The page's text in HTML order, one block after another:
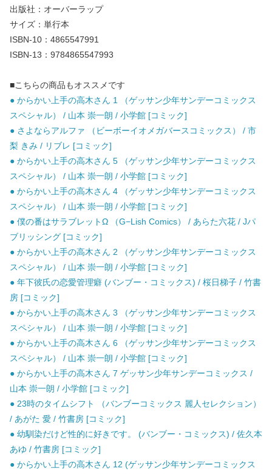
出版社：オーバーラップ
サイズ：単行本
ISBN-10：4865547991
ISBN-13：9784865547993
■こちらの商品もオススメです
● からかい上手の高木さん 1 （ゲッサン少年サンデーコミックス
スペシャル） / 山本 崇一朗 / 小学館 [コミック]
● さよならアルファ （ビーボーイオメガバースコミックス） / 市
梨 きみ / リブレ [コミック]
● からかい上手の高木さん 5 （ゲッサン少年サンデーコミックス
スペシャル） / 山本 崇一朗 / 小学館 [コミック]
● からかい上手の高木さん 4 （ゲッサン少年サンデーコミックス
スペシャル） / 山本 崇一朗 / 小学館 [コミック]
● 僕の番はサラブレットΩ （G−Lish Comics） / あらた六花 / Jパ
ブリッシング [コミック]
● からかい上手の高木さん 2 （ゲッサン少年サンデーコミックス
スペシャル） / 山本 崇一朗 / 小学館 [コミック]
● 年下彼氏の恋愛管理癖 (バンブー・コミックス) / 桜日梯子 / 竹書
房 [コミック]
● からかい上手の高木さん 3 （ゲッサン少年サンデーコミックス
スペシャル） / 山本 崇一朗 / 小学館 [コミック]
● からかい上手の高木さん 6 （ゲッサン少年サンデーコミックス
スペシャル） / 山本 崇一朗 / 小学館 [コミック]
● からかい上手の高木さん 7 ゲッサン少年サンデーコミックス /
山本 崇一朗 / 小学館 [コミック]
● 23時のタイムシフト （バンブーコミックス 麗人セレクション）
/ あがた 愛 / 竹書房 [コミック]
● 幼馴染だけど性的に好きです。 (バンブー・コミックス) / 佐久本
あゆ / 竹書房 [コミック]
● からかい上手の高木さん 12 (ゲッサン少年サンデーコミックス